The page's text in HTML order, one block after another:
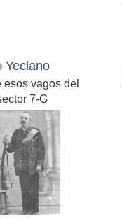
Yeclano
esos vagos del
7-G